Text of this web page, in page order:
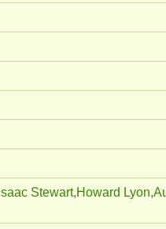
Isaac Stewart,Howard Lyon,